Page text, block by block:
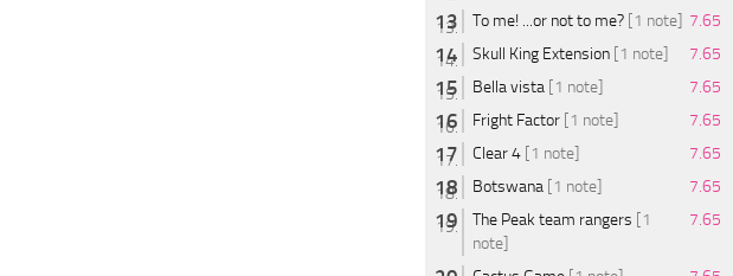
To me! ...or not to me? [1 note]
7.65
Skull King Extension [1 note]
7.65
Bella vista [1 note]
7.65
Fright Factor [1 note]
7.65
Clear 4 [1 note]
7.65
Botswana [1 note]
7.65
The Peak team rangers [1
note]
7.65